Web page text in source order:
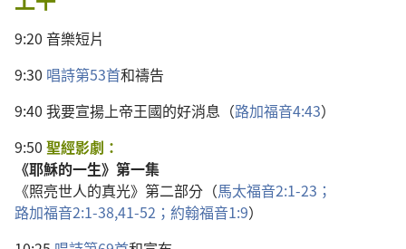
9:20 音樂短片
9:30 唱詩第53首和禱告
9:40 我要宣揚上帝王國的好消息 （路加福音4:43）
9:50 聖經影劇 ：
《耶穌的一生》 第一集
《照亮世人的真光》 第二部分 （馬太福音2:1-23；
路加福音2:1-38,41-52； 約翰福音1:9）